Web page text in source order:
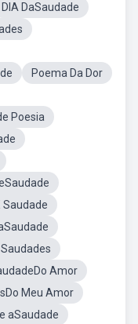
DIA DaSaudade
Poema Da Dor
Poesia
Saudade
Amor
Meu Amor
aSaudade